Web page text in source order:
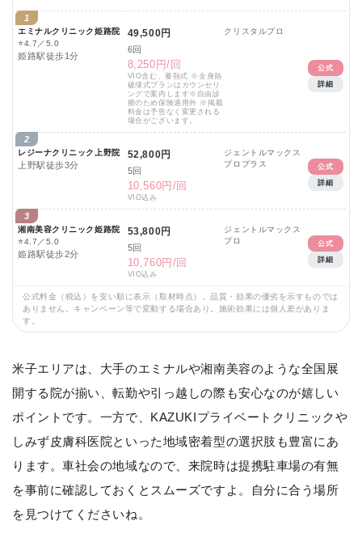
1
エミナルクリニック姫路院
⭐4.7／5.0
姫路駅徒歩1分
49,500円
6回
8,250円/回
VIO含む、蓄熱式 ※全身熱
破壊式プランはカウンセリ
ングで案内します※自由診
療のため保険適用外 ※掲載
料金は予告なく変更される
場合がございます。
クリスタルプロ
公式
詳細
2
レジーナクリニック上野院
上野駅徒歩3分
52,800円
5回
10,560円/回
VIO込み
ジェントルマックス
プロプラス
公式
詳細
3
湘南美容クリニック姫路院
⭐4.7／5.0
姫路駅徒歩2分
53,800円
5回
10,760円/回
VIO込み
ジェントルマックス
プロ
公式
詳細
公式料金（税込）を安い順に表示（取材時点）。品質・効果の優劣を示すものでは
ありません。キャンペーン等で変動する場合あり。施術効果には個人差がありま
す。
米子エリアは、大手のエミナルや湘南美容のような全国展
開する院が揃い、転勤や引っ越しの際も安心なのが嬉しい
ポイントです。一方で、KAZUKIプライベートクリニックや
しみず皮膚科医院といった地域密着型の選択肢も豊富にあ
ります。車社会の地域なので、来院時は提携駐車場の有無
を事前に確認しておくとスムーズですよ。自分に合う場所
を見つけてくださいね。